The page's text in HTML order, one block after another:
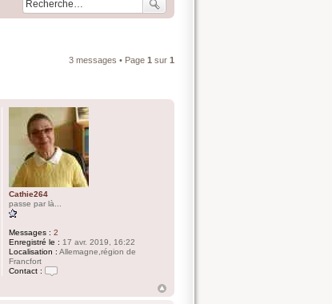
3 messages • Page 1 sur 1
Cathie264
passe par là...
Messages : 2
Enregistré le : 17 avr. 2019, 16:22
Localisation : Allemagne,région de
Francfort
Contact :